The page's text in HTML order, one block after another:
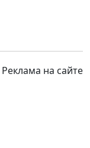
Реклама на сайте